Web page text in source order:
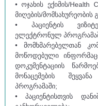
• ოჯახის ექიმის/Health
მიღების/მომსახურეობის
• პაციენტის
ელექტრონულ
• მომხმარებელთან
მოწოდებული
დოკუმენტაციის
მონაცემების
პროგრამაში;
• პაციენტისთვის